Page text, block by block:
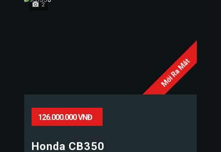
Mới Ra Mắt
2
126.000.000 VNĐ
Honda CB350